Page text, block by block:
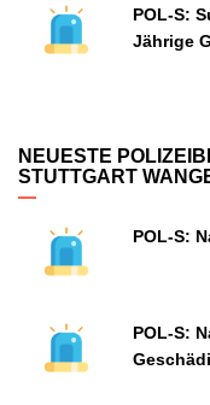
POL-S:
Jährige
NEUESTE
STUTTGART
POL-S:
POL-S: